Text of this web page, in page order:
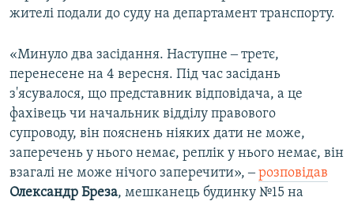
жителі подали до суду на департамент транспорту.
«Минуло два засідання. Наступне ‒ третє,
перенесене на 4 вересня. Під час засідань
з'ясувалося, що представник відповідача, а це
фахівець чи начальник відділу правового
супроводу, він пояснень ніяких дати не може,
заперечень у нього немає, реплік у нього немає, він
взагалі не може нічого заперечити», ‒розповідав
Олександр Бреза, мешканець будинку №15 на